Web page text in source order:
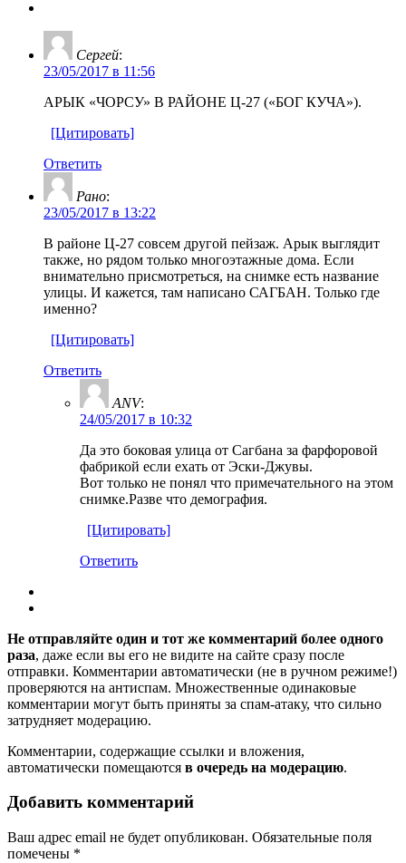
Сергей:
23/05/2017 в 11:56
АРЫК «ЧОРСУ» В РАЙОНЕ Ц-27 («БОГ КУЧА»).
[Цитировать]
Ответить
Рано:
23/05/2017 в 13:22
В районе Ц-27 совсем другой пейзаж. Арык выглядит
также, но рядом только многоэтажные дома. Если
внимательно присмотреться, на снимке есть название
улицы. И кажется, там написано САГБАН. Только где
именно?
[Цитировать]
Ответить
ANV:
24/05/2017 в 10:32
Да это боковая улица от Сагбана за фарфоровой
фабрикой если ехать от Эски-Джувы.
Вот только не понял что примечательного на этом
снимке.Разве что демография.
[Цитировать]
Ответить
Не отправляйте один и тот же комментарий более одного
раза, даже если вы его не видите на сайте сразу после
отправки. Комментарии автоматически (не в ручном режиме!)
проверяются на антиспам. Множественные одинаковые
комментарии могут быть приняты за спам-атаку, что сильно
затрудняет модерацию.
Комментарии, содержащие ссылки и вложения,
автоматически помещаются в очередь на модерацию.
Добавить комментарий
Ваш адрес email не будет опубликован. Обязательные поля
помечены *